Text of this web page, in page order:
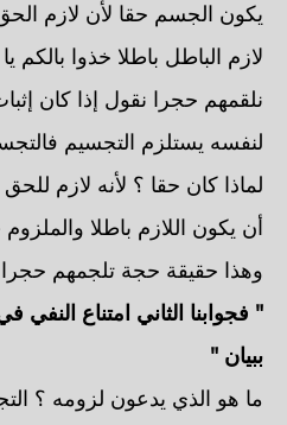
يكون الجسم حقا لأن لازم
لازم الباطل باطلا خذوا بالكم
نلقمهم حجرا نقول إذا كان
لنفسه يستلزم التجسيم
لماذا كان حقا ؟ لأنه لازم
أن يكون اللازم باطلا
وهذا حقيقة حجة تلجمهم
" فجوابنا الثاني امتناع
ببيان "
ما هو الذي يدعون لزومه ؟